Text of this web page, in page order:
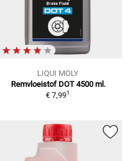
LIQUI MOLY
Remvloeistof DOT 4500 ml.
€ 7,991